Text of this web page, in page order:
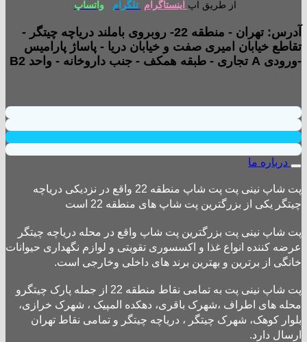
از طریق اپ اینستاگرام تلگرام واتساپ
آدرس: تهران - منطقه 22- روبروی باملند دریاچه چیتگر -
تقاطع خیابان امیری صفت و خیابان دریا - پاساژ پارامیس
-ورودی A تجاری - طبقه همکف - جنب داروخانه - واحد B2
درباره ما
پت شاپ نینی پت پت شاپ منطقه 22 واقع در نزدیکی دریاچه
چیتگر یکی از بزرگترین پت شاپ های منطقه 22 است
پت شاپ نینی پت بزرگترین پت شاپ واقع در محله دریاچه چیتگر
عرضه کننده انواع غذا و اکسسوری تقویتی و لوازم نگهداری حیوانات
خانگی از برترین و بهترین برند های داخلی وخارجی است.
پت شاپ نینی پت به تمامی نقاط منطقه 22 از جمله پارک چیتگرو
محله های اطراف ،شهرک باقری، دهکده المپیک ، شهرک خرازی،
بلوار کوهک، شهرک چیتگر ، دریاچه چیتگر و تمامی نقاط تهران
ارسال دارد.